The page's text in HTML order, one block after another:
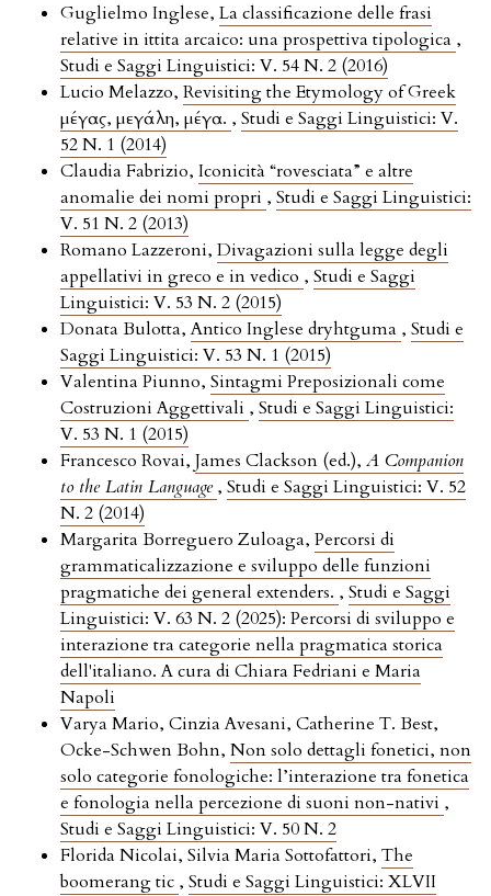
Guglielmo Inglese, La classificazione delle frasi
relative in ittita arcaico: una prospettiva tipologica ,
Studi e Saggi Linguistici: V. 54 N. 2 (2016)
Lucio Melazzo, Revisiting the Etymology of Greek
μέγας, μεγάλη, μέγα. , Studi e Saggi Linguistici: V.
52 N. 1 (2014)
Claudia Fabrizio, Iconicità “rovesciata” e altre
anomalie dei nomi propri , Studi e Saggi Linguistici:
V. 51 N. 2 (2013)
Romano Lazzeroni, Divagazioni sulla legge degli
appellativi in greco e in vedico , Studi e Saggi
Linguistici: V. 53 N. 2 (2015)
Donata Bulotta,Antico Inglese dryhtguma , Studi e
Saggi Linguistici: V. 53 N. 1 (2015)
Valentina Piunno, Sintagmi Preposizionali come
Costruzioni Aggettivali , Studi e Saggi Linguistici:
V. 53 N. 1 (2015)
Francesco Rovai, James Clackson (ed.), A Companion
to the Latin Language , Studi e Saggi Linguistici: V. 52
N. 2 (2014)
Margarita Borreguero Zuloaga, Percorsi di
grammaticalizzazione e sviluppo delle funzioni
pragmatiche dei general extenders. , Studi e Saggi
Linguistici: V. 63 N. 2 (2025): Percorsi di sviluppo e
interazione tra categorie nella pragmatica storica
dell'italiano. A cura di Chiara Fedriani e Maria
Napoli
Varya Mario, Cinzia Avesani, Catherine T. Best,
Ocke-Schwen Bohn, Non solo dettagli fonetici, non
solo categorie fonologiche: l’interazione tra fonetica
e fonologia nella percezione di suoni non-nativi ,
Studi e Saggi Linguistici: V. 50 N. 2
Florida Nicolai, Silvia Maria Sottofattori, The
boomerang tic , Studi e Saggi Linguistici: XLVII